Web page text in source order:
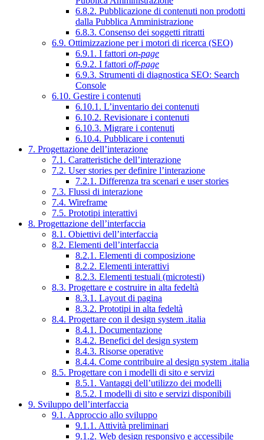
6.8.2. Pubblicazione di contenuti non prodotti
dalla Pubblica Amministrazione
6.8.3. Consenso dei soggetti ritratti
6.9. Ottimizzazione per i motori di ricerca (SEO)
6.9.1. I fattori on-page
6.9.2. I fattori off-page
6.9.3. Strumenti di diagnostica SEO: Search
Console
6.10. Gestire i contenuti
6.10.1. L’inventario dei contenuti
6.10.2. Revisionare i contenuti
6.10.3. Migrare i contenuti
6.10.4. Pubblicare i contenuti
7. Progettazione dell’interazione
7.1. Caratteristiche dell’interazione
7.2. User stories per definire l’interazione
7.2.1. Differenza tra scenari e user stories
7.3. Flussi di interazione
7.4. Wireframe
7.5. Prototipi interattivi
8. Progettazione dell’interfaccia
8.1. Obiettivi dell’interfaccia
8.2. Elementi dell’interfaccia
8.2.1. Elementi di composizione
8.2.2. Elementi interattivi
8.2.3. Elementi testuali (microtesti)
8.3. Progettare e costruire in alta fedeltà
8.3.1. Layout di pagina
8.3.2. Prototipi in alta fedeltà
8.4. Progettare con il design system .italia
8.4.1. Documentazione
8.4.2. Benefici del design system
8.4.3. Risorse operative
8.4.4. Come contribuire al design system .italia
8.5. Progettare con i modelli di sito e servizi
8.5.1. Vantaggi dell’utilizzo dei modelli
8.5.2. I modelli di sito e servizi disponibili
9. Sviluppo dell’interfaccia
9.1. Approccio allo sviluppo
9.1.1. Attività preliminari
9.1.2. Web design responsivo e accessibile